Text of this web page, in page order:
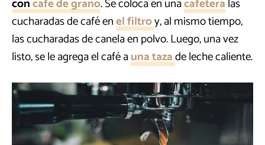
cucharadas de café enel filtroy, al mismo tiempo,
las cucharadas de canela en polvo. Luego, una vez
listo, se le agrega el café auna tazade leche caliente.